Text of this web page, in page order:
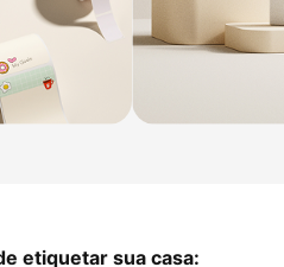
etiquetar sua casa: